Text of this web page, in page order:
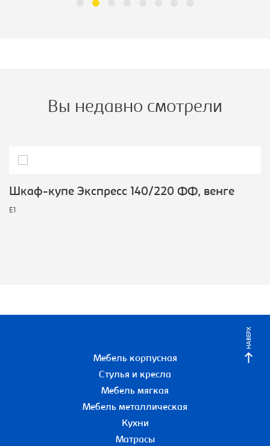
Вы недавно смотрели
Шкаф-купе Экспресс 140/220 ФФ, венге
E1
НАВЕРХ
Мебель корпусная
Стулья и кресла
Мебель мягкая
Мебель металлическая
Кухни
Матрасы